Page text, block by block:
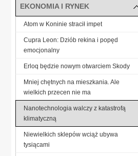
EKONOMIA I RYNEK
Atom w Koninie stracił impet
Cupra Leon: Dziób rekina i popęd
emocjonalny
Erloq będzie nowym otwarciem Skody
Mniej chętnych na mieszkania. Ale
wielkich przecen nie ma
Nanotechnologia walczy z katastrofą
klimatyczną
Niewielkich sklepów wciąż ubywa
tysiącami